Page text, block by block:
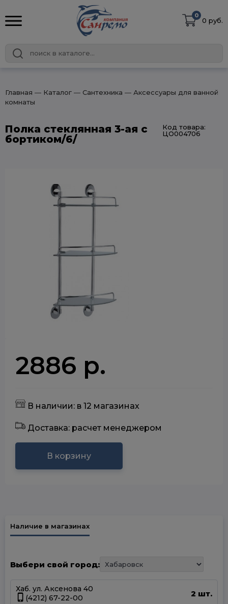
0
0 руб.
Главная ― Каталог ― Сантехника ― Аксессуары для ванной
комнаты
Полка стеклянная 3-ая с
бортиком/6/
Код товара:
ЦО004706
2886 р.
В наличии: в 12 магазинах
Доставка: расчет менеджером
В корзину
Наличие в магазинах
Выбери свой город:
Хаб. ул. Аксенова 40
(4212) 67-22-00
2 шт.